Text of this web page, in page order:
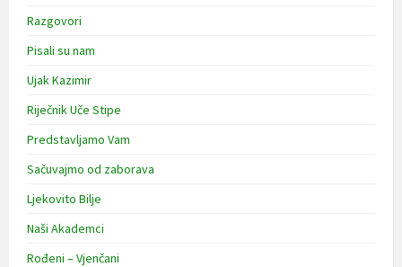
Razgovori
Pisali su nam
Ujak Kazimir
Riječnik Uče Stipe
Predstavljamo Vam
Sačuvajmo od zaborava
Ljekovito Bilje
Naši Akademci
Rođeni – Vjenčani